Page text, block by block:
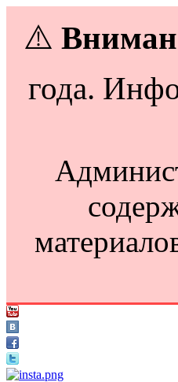
⚠️
года.